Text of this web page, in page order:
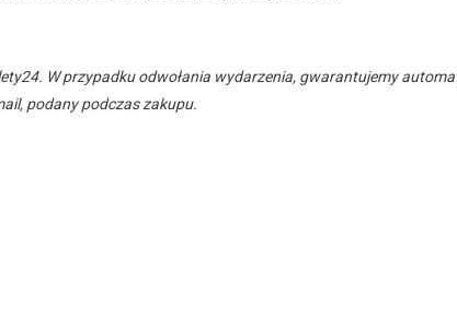
W przypadku odwołania wydarzenia, gwarantujemy
podany podczas zakupu.